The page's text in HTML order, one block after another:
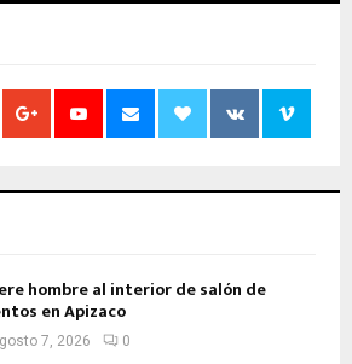
hombre al interior de salón de
en Apizaco
7, 2026 0